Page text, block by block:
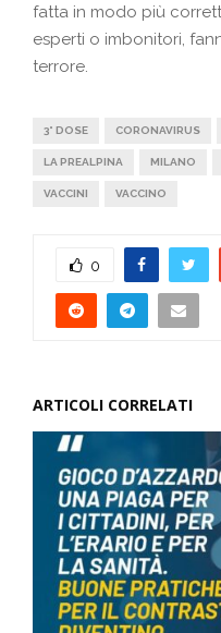
fatta in modo più
esperti o imbonitori,
terrore.
3° DOSE CORONAVIRUS
LA PREALPINA MILANO
VACCINI VACCINO
0
ARTICOLI CORRELATI